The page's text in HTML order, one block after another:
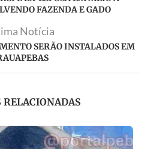
FAZENDA E GADO
Notícia
SERÃO INSTALADOS EM